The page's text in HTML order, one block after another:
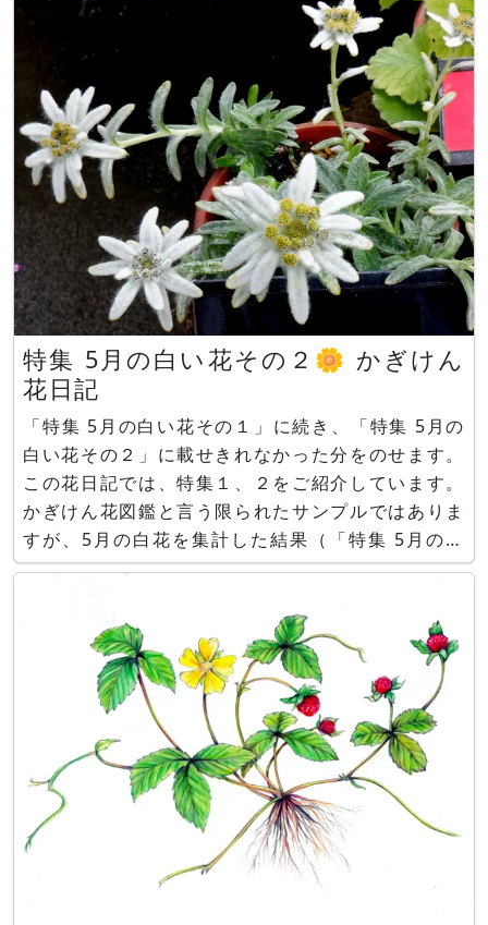
葛）、ビジンカズラ（美人葛）、ビンツケカズラ
（鬢付葛）とも呼ばれます。 関東～沖
特集 5月の白い花その２🌼 かぎけん
花日記
「特集 5月の白い花その１」に続き、「特集 5月の
白い花その２」に載せきれなかった分をのせます。
この花日記では、特集１、２をご紹介しています。
かぎけん花図鑑と言う限られたサンプルではありま
すが、5月の白花を集計した結果（「特集 5月の白
い花その２」に詳しい）ですが、抜粋すると、ベス
でした。咲いていた花の品種は以下に示します。
■１．咲